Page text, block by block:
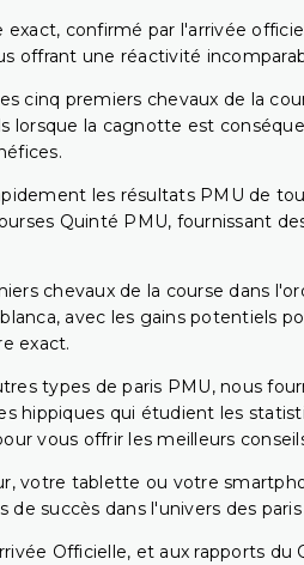
confirmé par l'arrivée
offrant une réactivité
cinq premiers chevaux de la
lorsque la cagnotte est
les résultats PMU de
Quinté PMU, fournissant
chevaux de la course dans
avec les gains potentiels
exact.
types de paris PMU, nous
hippiques qui étudient les
vous offrir les meilleurs
votre tablette ou votre
succès dans l'univers des paris
Officielle, et aux rapports du